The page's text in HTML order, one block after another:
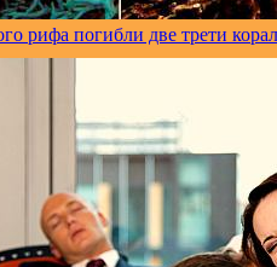
рифа погибли две трети